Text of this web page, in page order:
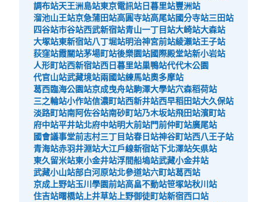
調布站天王洲島站東京電訊站日暮里站豐洲站
溜池山王站京急蒲田站高圓寺站高尾站國分寺站三田站
四谷站市谷站西武新宿站青山一丁目站大崎站大森站
大塚站東新宿站八丁堀站明治神宮前站綾瀨站王子站
荻窪站霞關站茅場町站後樂園站國際殿堂站新小岩站
人形町站西新宿站西日暮里站巢鴨站代代木公園
代官山站武藏境站兩國站練馬站奧多摩站
葛西臨海公園站京成曳舟站駒澤大學站穴森稻荷站
三之輪站小作站信濃町站西新井站西早稻田站大久保站
淡路町站南阿佐谷站南砂町站乃木坂站飛田站濱町站
府中站平井站北府中站明大前站門前仲町站廣尾站
國會議事堂前志村三丁目站春日站神谷町站西八王子站
青海站赤羽井淵站大江戶線新宿站下北澤站矢県站
東久留米站東小金井站浮間船塢站武藏小金井站
武藏小山站部白河原站北參道站六町站葛西站
京成上野站玉川學園前站高畠不動站笹塚站秋川站
住吉站曙橋站 上井草站 上野御徒町站新宿西口站